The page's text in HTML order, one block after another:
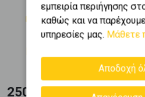
Θέση Στάθμευσης
3
Κατασκευή
1975
250.000 €
εμπειρία περιήγησης
καθώς και να
υπηρεσίες μας. Μάθετε
Αποδοχή